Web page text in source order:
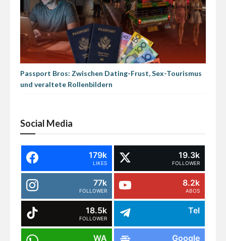
Passport Bros: Zwischen Dating-Frust, Sex-Tourismus
und veraltete Rollenbildern
Social Media
179k
LIKES
19.3k
FOLLOWER
77k
FOLLOWER
8.2k
ABOS
18.5k
FOLLOWER
Tel
WA Google